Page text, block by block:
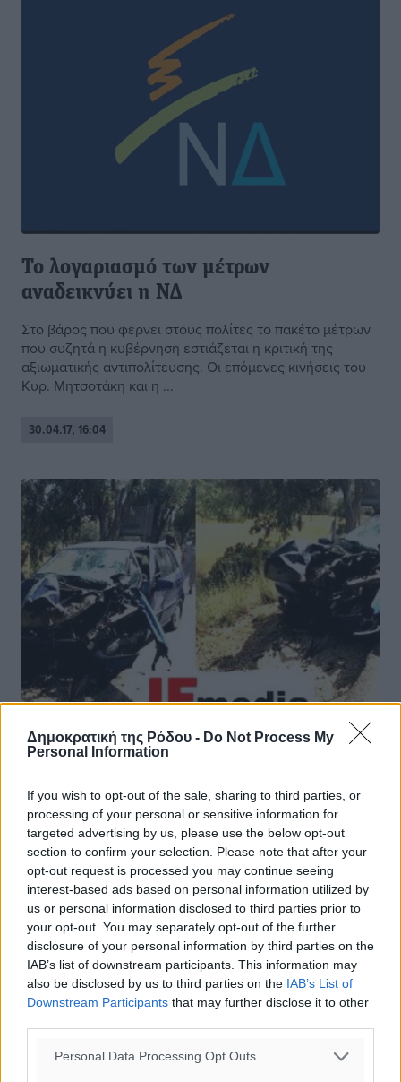
Δημοκρατική της Ρόδου - Do Not Process My
Personal Information
If you wish to opt-out of the sale, sharing to third parties, or
processing of your personal or sensitive information for
targeted advertising by us, please use the below opt-out
section to confirm your selection. Please note that after your
opt-out request is processed you may continue seeing
interest-based ads based on personal information utilized by
us or personal information disclosed to third parties prior to
your opt-out. You may separately opt-out of the further
disclosure of your personal information by third parties on the
IAB’s list of downstream participants. This information may
also be disclosed by us to third parties on the IAB’s List of
Downstream Participants that may further disclose it to other
Personal Data Processing Opt Outs
Το λογαριασμό των μέτρων
αναδεικνύει η ΝΔ
Στo βάρος που φέρνει στους πολίτες το πακέτο μέτρων
που συζητά η κυβέρνηση εστιάζεται η κριτική της
αξιωματικής αντιπολίτευσης. Οι επόμενες κινήσεις του
Κυρ. Μητσοτάκη και η ...
30.04.17, 16:04
Τροχαίο σημειώθηκε στις 3:00 περίπου το μεσημέρι στο
δρόμο λίγο έξω από την Λάρδο. Ι. Χ. αυτοκίνητο για
άγνωστο λόγο βγήκε από την πορεία του και
προσέκρουσε με μεγάλη ...
30.04.17, 15:48